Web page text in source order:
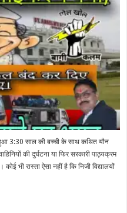
3:30 साल की बच्ची के साथ कथित यौन
की दुर्घटना या फिर सरकारी पाठ्यक्रम
भी रास्ता ऐसा नहीं है कि निजी विद्यालयों